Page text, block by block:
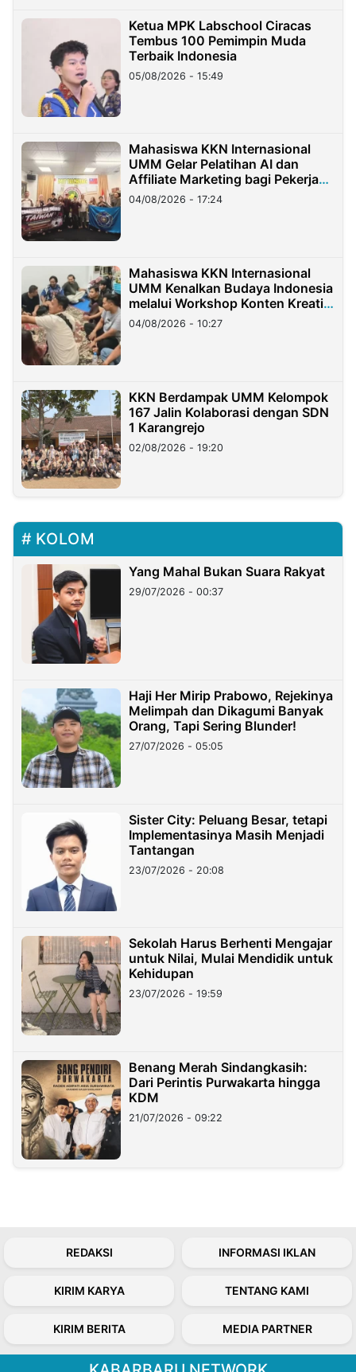
Ketua MPK Labschool Ciracas
Tembus 100 Pemimpin Muda
Terbaik Indonesia
05/08/2026 - 15:49
Mahasiswa KKN Internasional
UMM Gelar Pelatihan AI dan
Affiliate Marketing bagi Pekerja
Migran Indonesia di Taiwan
04/08/2026 - 17:24
Mahasiswa KKN Internasional
UMM Kenalkan Budaya Indonesia
melalui Workshop Konten Kreatif
di Taiwan
04/08/2026 - 10:27
KKN Berdampak UMM Kelompok
167 Jalin Kolaborasi dengan SDN
1 Karangrejo
02/08/2026 - 19:20
KOLOM
Yang Mahal Bukan Suara Rakyat
29/07/2026 - 00:37
Haji Her Mirip Prabowo, Rejekinya
Melimpah dan Dikagumi Banyak
Orang, Tapi Sering Blunder!
27/07/2026 - 05:05
Sister City: Peluang Besar, tetapi
Implementasinya Masih Menjadi
Tantangan
23/07/2026 - 20:08
Sekolah Harus Berhenti Mengajar
untuk Nilai, Mulai Mendidik untuk
Kehidupan
23/07/2026 - 19:59
Benang Merah Sindangkasih:
Dari Perintis Purwakarta hingga
KDM
21/07/2026 - 09:22
REDAKSI INFORMASI IKLAN
KIRIM KARYA TENTANG KAMI
KIRIM BERITA MEDIA PARTNER